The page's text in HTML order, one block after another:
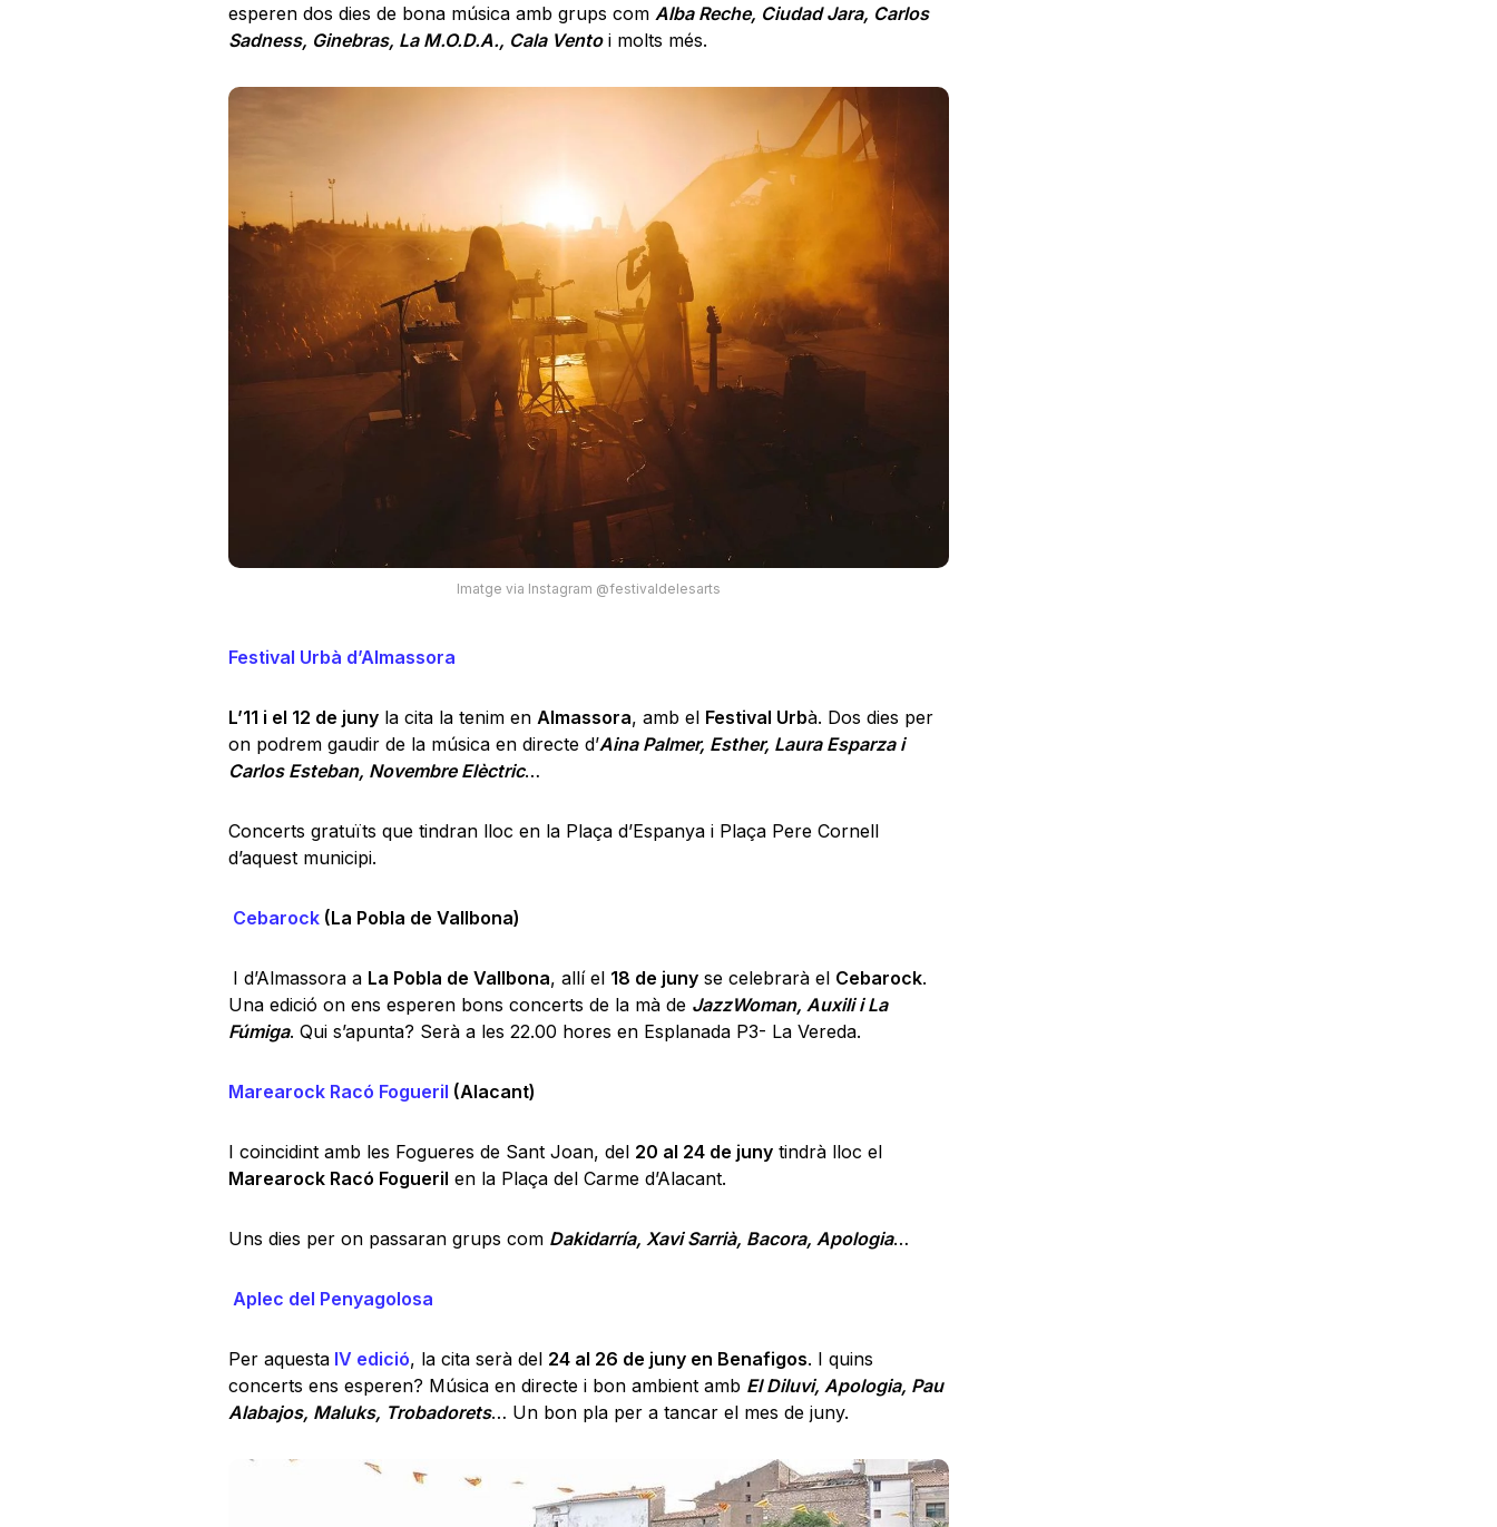
esperen dos dies de bona música amb grups com Alba Reche, Ciudad Jara, Carlos
Sadness, Ginebras, La M.O.D.A., Cala Ventoi molts més.
Imatge via Instagram @festivaldelesarts
Festival Urbà d’Almassora
L’11 i el 12 de junyla cita la tenim en Almassora, amb el Festival Urbà. Dos dies per
on podrem gaudir de la música en directe d’Aina Palmer, Esther, Laura Esparza i
Carlos Esteban, Novembre Elèctric…
Concerts gratuïts que tindran lloc en la Plaça d’Espanya i Plaça Pere Cornell
d’aquest municipi.
Cebarock(La Pobla de Vallbona)
I d’Almassora a La Pobla de Vallbona, allí el 18 de junyse celebrarà el Cebarock.
Una edició on ens esperen bons concerts de la mà de JazzWoman, Auxili i La
Fúmiga. Qui s’apunta? Serà a les 22.00 hores en Esplanada P3- La Vereda.
Marearock Racó Fogueril (Alacant)
I coincidint amb les Fogueres de Sant Joan, del 20 al 24 de junytindrà lloc el
Marearock Racó Fogueril en la Plaça del Carme d’Alacant.
Uns dies per on passaran grups com Dakidarría, Xavi Sarrià, Bacora, Apologia…
Aplec del Penyagolosa
Per aquestaIV edició, la cita serà del 24 al 26 de juny en Benafigos. I quins
concerts ens esperen? Música en directe i bon ambient amb El Diluvi, Apologia, Pau
Alabajos, Maluks, Trobadorets… Un bon pla per a tancar el mes de juny.